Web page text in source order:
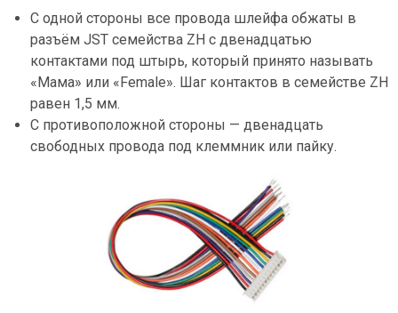
С одной стороны все провода шлейфа обжаты в
разъём JST семейства ZH c двенадцатью
контактами под штырь, который принято называть
«Мама» или «Female». Шаг контактов в семействе ZH
равен 1,5 мм.
С противоположной стороны — двенадцать
свободных провода под клеммник или пайку.